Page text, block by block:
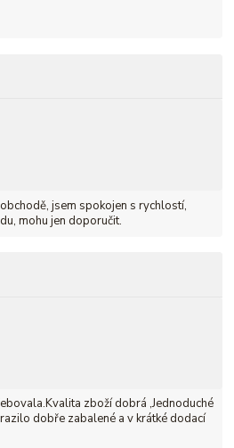
jsem spokojen s rychlostí,
mohu jen doporučit.
zboží dobrá ,Jednoduché
dobře zabalené a v krátké dodací